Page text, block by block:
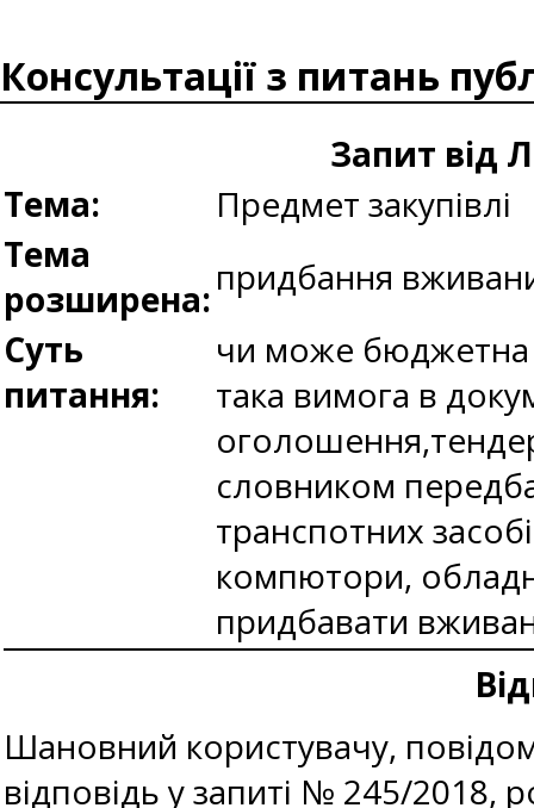
Консультації з питань
Запит від
Тема:
Предмет закупівлі
Тема
розширена:придбання
Суть
питання:
чи може бюджетна
така вимога в
словником
транспотних
компютори,
придбавати
Шановний користувачу,
відповідь у запиті № 245/2018,